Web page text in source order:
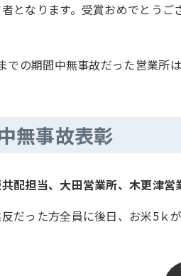
となります。受賞おめでとうご
での期間中無事故だった営業所
無事故表彰
配担当、大田営業所、木更津営
だった方全員に後日、お米5ｋ